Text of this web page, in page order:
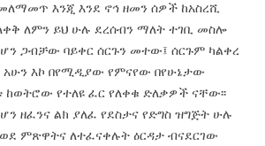
እንጂ እንደ ኖኅ ዘመን ሰዎች ከአስረሺ
ለምን ይህ ሁሉ ደረሰብን ማለት ተገቢ መስሎ
ጋብቻው ባይቀር ሰርጉን መተው፤ ሰርጉም ካልቀረ
አሁን እኮ በየሚዲያው የምናየው በየሁኔታው
የተለዩ ፈር የለቀቁ ድለቃዎች ናቸው፡፡
ዘፈንና ልክ ያለፈ የደስታና የድግስ ዝግጅት ሁሉ
ምጽዋትና ለተፈናቀሉት ዕርዳታ ብናደርገው